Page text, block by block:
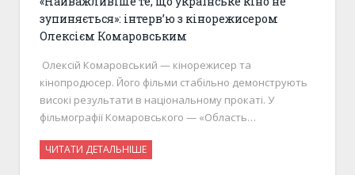
зупиняється»: інтервʼю з кінорежисером
Олексієм Комаровським
Олексій Комаровський — кінорежисер та
кінопродюсер. Його фільми стабільно демонструють
високі результати в національному прокаті. У
фільмографії Комаровського — «Область…
ЧИТАТИ ДЕТАЛЬНІШЕ